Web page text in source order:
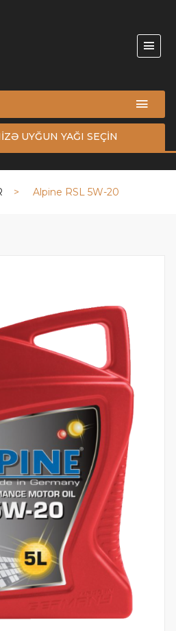
UYĞUN YAĞI SEÇİN
Alpine RSL 5W-20